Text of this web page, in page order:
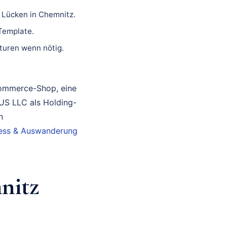
in Chemnitz.
wenn nötig.
Shop, eine
LLC als Holding-
& Auswanderung